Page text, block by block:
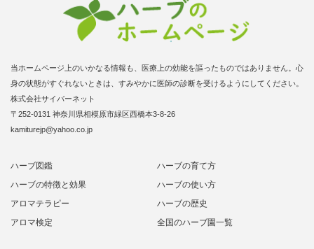
当ホームページ上のいかなる情報も、医療上の効能を謳ったものではありません。心
身の状態がすぐれないときは、すみやかに医師の診断を受けるようにしてください。
株式会社サイバーネット
〒252-0131 神奈川県相模原市緑区西橋本3-8-26
kamiturejp@yahoo.co.jp
ハーブ図鑑
ハーブの育て方
ハーブの特徴と効果
ハーブの使い方
アロマテラピー
ハーブの歴史
アロマ検定
全国のハーブ園一覧